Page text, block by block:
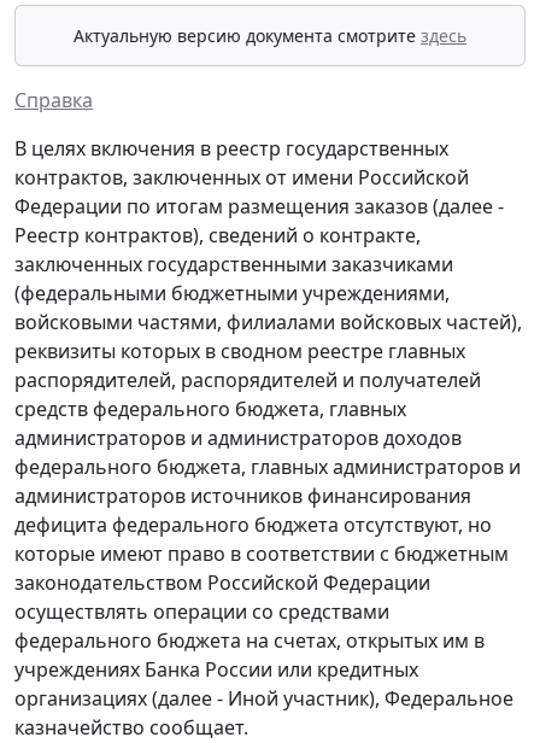
Актуальную версию документа смотрите здесь
Справка
В целях включения в реестр государственных
контрактов, заключенных от имени Российской
Федерации по итогам размещения заказов (далее -
Реестр контрактов), сведений о контракте,
заключенных государственными заказчиками
(федеральными бюджетными учреждениями,
войсковыми частями, филиалами войсковых частей),
реквизиты которых в сводном реестре главных
распорядителей, распорядителей и получателей
средств федерального бюджета, главных
администраторов и администраторов доходов
федерального бюджета, главных администраторов и
администраторов источников финансирования
дефицита федерального бюджета отсутствуют, но
которые имеют право в соответствии с бюджетным
законодательством Российской Федерации
осуществлять операции со средствами
федерального бюджета на счетах, открытых им в
учреждениях Банка России или кредитных
организациях (далее - Иной участник), Федеральное
казначейство сообщает.